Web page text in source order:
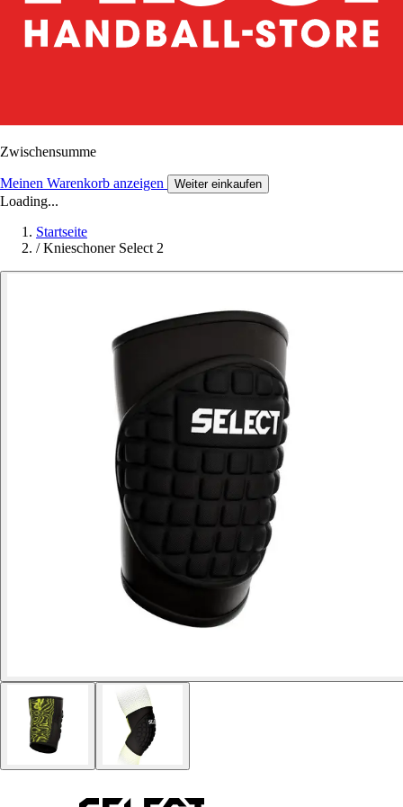
Zwischensumme
Meinen Warenkorb anzeigen Weiter einkaufen
Loading...
Startseite
/ Knieschoner Select 2